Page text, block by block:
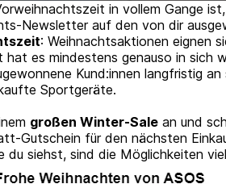
in vollem Gange
Newsletter auf den von dir
: Weihnachtsaktionen eignen
es mindestens genauso in sich
Kund:innen langfristig
Sportgeräte.
großen Winter-Sale an und
Gutschein für den nächsten
du siehst, sind die Möglichkeiten